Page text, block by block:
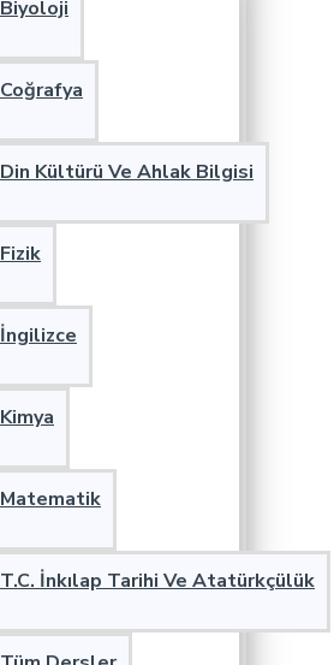
Biyoloji
Coğrafya
Din Kültürü Ve Ahlak Bilgisi
Fizik
İngilizce
Kimya
Matematik
T.C. İnkılap Tarihi Ve Atatürkçülük